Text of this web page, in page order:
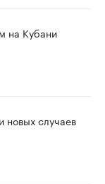
на Кубани
новых случаев